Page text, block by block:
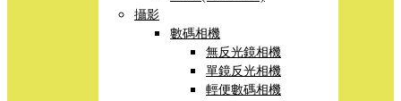
攝影
數碼相機
無反光鏡相機
單鏡反光相機
輕便數碼相機